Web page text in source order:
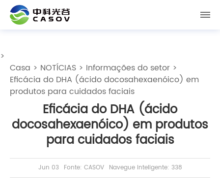
>
Casa > NOTÍCIAS > Informações do setor >
Eficácia do DHA (ácido docosahexaenóico) em
produtos para cuidados faciais
Eficácia do DHA (ácido
docosahexaenóico) em produtos
para cuidados faciais
Jun 03 Fonte: CASOV Navegue inteligente: 338